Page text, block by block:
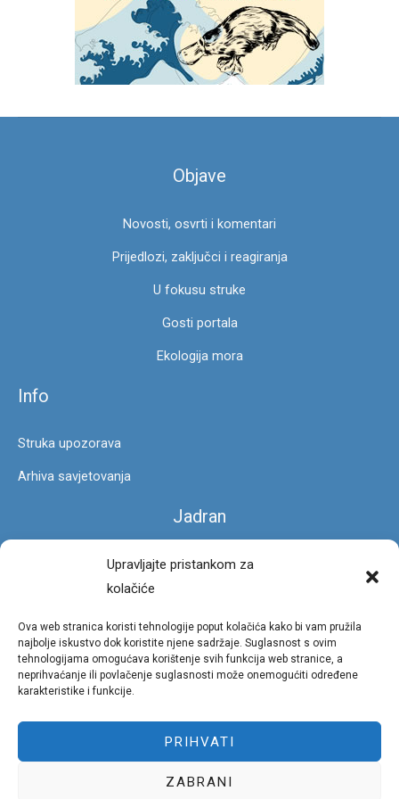
Upravljajte pristankom za
kolačiće
Ova web stranica koristi tehnologije poput kolačića kako bi vam pružila
najbolje iskustvo dok koristite njene sadržaje. Suglasnost s ovim
tehnologijama omogućava korištenje svih funkcija web stranice, a
neprihvaćanje ili povlačenje suglasnosti može onemogućiti određene
karakteristike i funkcije.
PRIHVATI
ZABRANI
a
Objave
Novosti, osvrti i komentari
Prijedlozi, zaključci i reagiranja
U fokusu struke
Gosti portala
Ekologija mora
Info
Struka upozorava
Arhiva savjetovanja
Jadran
Čarobna stopa
Privatnost
Uvjeti korištenja portala
Politika kolačića (EU)